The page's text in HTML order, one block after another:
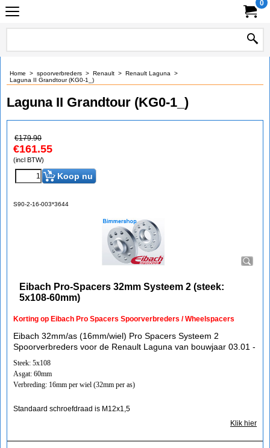
0
Home > spoorverbreders > Renault > Renault Laguna >
Laguna II Grandtour (KG0-1_)
Laguna II Grandtour (KG0-1_)
€179.90
€161.55
(incl BTW)
Koop nu
S90-2-16-003*3644
Eibach Pro-Spacers 32mm Systeem 2 (steek:
5x108-60mm)
Korting op Eibach Pro Spacers Spoorverbreders / Wheelspacers
Eibach 32mm/as (16mm/wiel) Pro Spacers Systeem 2
Spoorverbreders voor de Renault Laguna van bouwjaar 03.01 -
Steek: 5x108
Asgat: 60mm
Verbreding: 16mm per wiel (32mm per as)
Standaard schroefdraad is M12x1,5
Klik hier